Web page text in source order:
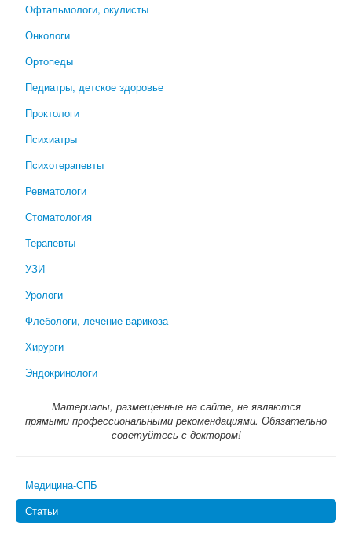
Офтальмологи, окулисты
Онкологи
Ортопеды
Педиатры, детское здоровье
Проктологи
Психиатры
Психотерапевты
Ревматологи
Стоматология
Терапевты
УЗИ
Урологи
Флебологи, лечение варикоза
Хирурги
Эндокринологи
Материалы, размещенные на сайте, не являются
прямыми профессиональными рекомендациями. Обязательно
советуйтесь с доктором!
Медицина-СПБ
Статьи